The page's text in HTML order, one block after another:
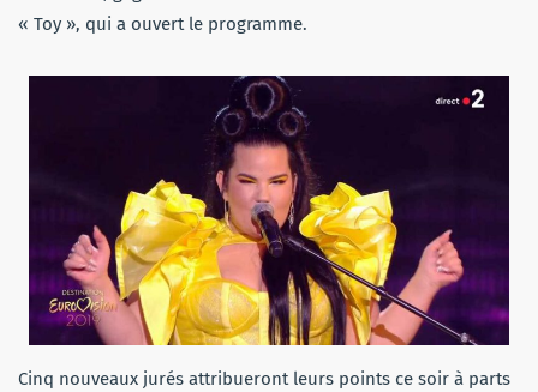
« Toy », qui a ouvert le programme.
Cinq nouveaux jurés attribueront leurs points ce soir à parts